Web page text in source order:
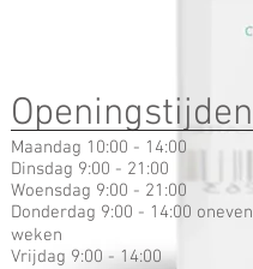
Openingstijden
Maandag 10:00 - 14:00
Dinsdag 9:00 - 21:00
Woensdag 9:00 - 21:00
Donderdag 9:00 - 14:00 oneven
weken
Vrijdag 9:00 - 14:00